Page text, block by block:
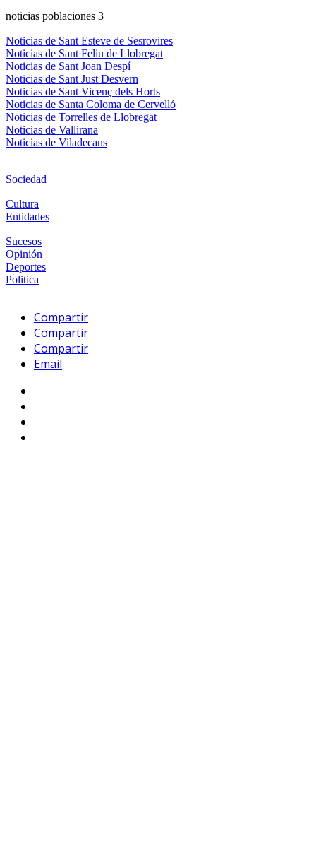
noticias poblaciones 3
Noticias de Sant Esteve de Sesrovires
Noticias de Sant Feliu de Llobregat
Noticias de Sant Joan Despí
Noticias de Sant Just Desvern
Noticias de Sant Vicenç dels Horts
Noticias de Santa Coloma de Cervelló
Noticias de Torrelles de Llobregat
Noticias de Vallirana
Noticias de Viladecans
Sociedad
Cultura
Entidades
Sucesos
Opinión
Deportes
Politica
Compartir
Compartir
Compartir
Email